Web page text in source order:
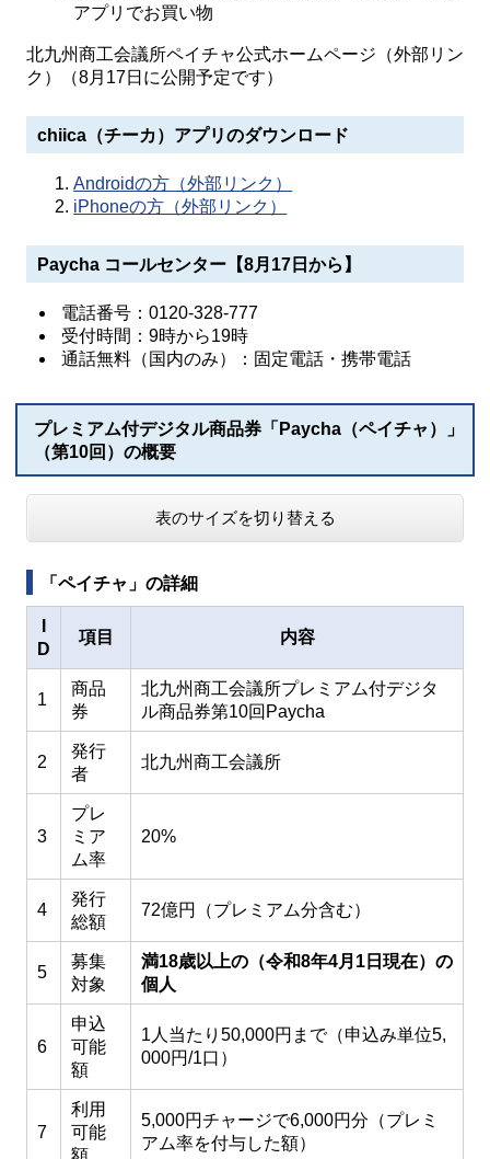
アプリでお買い物
北九州商工会議所ペイチャ公式ホームページ（外部リン
ク）（8月17日に公開予定です）
chiica（チーカ）アプリのダウンロード
Androidの方（外部リンク）
iPhoneの方（外部リンク）
Paycha コールセンター【8月17日から】
電話番号：0120-328-777
受付時間：9時から19時
通話無料（国内のみ）：固定電話・携帯電話
プレミアム付デジタル商品券「Paycha（ペイチャ）」
（第10回）の概要
表のサイズを切り替える
「ペイチャ」の詳細
D
項目 内容
1
商品
券
北九州商工会議所プレミアム付デジタ
ル商品券第10回Paycha
2
発行
者
北九州商工会議所
3
プレ
ミア
ム率
20%
4
発行
総額
72億円（プレミアム分含む）
5
募集
対象
満18歳以上の（令和8年4月1日現在）の
個人
6
申込
可能
額
1人当たり50,000円まで（申込み単位5,
000円/1口）
7
利用
可能
額
5,000円チャージで6,000円分（プレミ
アム率を付与した額）